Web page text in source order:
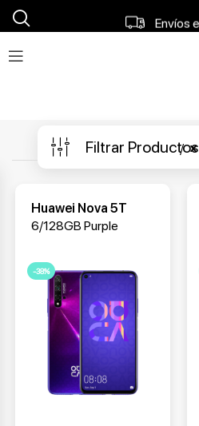
Filtrar Productos
Huawei Nova 5T
6/128GB Purple
-38%